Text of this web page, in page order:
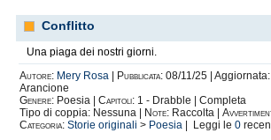
Conflitto
Una piaga dei nostri giorni.
Autore: Mery Rosa Pubblicata: 08/11/25 | Aggiornata:
Arancione
Genere: Poesia | Capitoli: 1 - Drabble | Completa
Tipo di coppia: Nessuna |
Note: Raccolta |
Categoria: Storie originali > Poesia | Leggi le 0